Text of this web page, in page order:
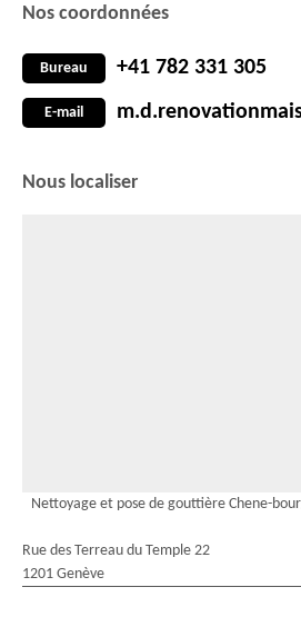
Nos coordonnées
Bureau +41 782 331 305
E-mail
Nous localiser
Nettoyage et pose de gouttière Chene-
Rue des Terreau du Temple 22
1201 Genève